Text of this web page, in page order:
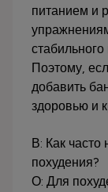
питанием и
Поэтому,
добавить
здоровью и
В: Как
похудения?
О: Для